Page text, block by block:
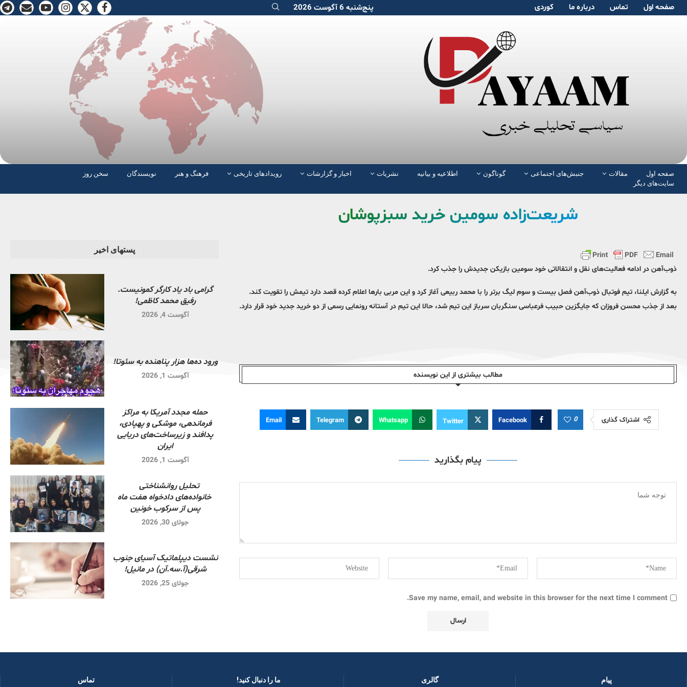
صفحە اول تماس دربارە ما کوردی پنج‌شنبه 6 آگوست 2026
صفحە اول مقالات جنبش‌های اجتماعی گوناگون اطلاعیه و بیانیه نشریات اخبار و گزارشات رویدادهای تاریخی فرهنگ و هنر نویسندگان
سخن روز
سایت‌های دیگر
شریعت‌زاده سومین خرید سبزپوشان
ذوب‌آهن در ادامه فعالیت‌های نقل و انتقالاتی خود سومین بازیکن جدیدش را جذب کرد.
به گزارش ایلنا، تیم فوتبال ذوب‌آهن فصل بیست و سوم لیگ برتر را با محمد ربیعی آغاز کرد و این مربی بارها اعلام کرده قصد دارد تیمش را تقویت کند.
بعد از جذب محسن فروزان که جایگزین حبیب فرعباسی سنگربان سرباز این تیم شد، حالا این تیم در آستانه رونمایی رسمی از دو خرید جدید خود قرار دارد.
مطالب بیشتری از این نویسندە
اشتراک گذاری 0
Facebook
Twitter
Whatsapp
Telegram
Email
پیام بگذارید
Save my name, email, and website in this browser for the next time I comment.
پستهای اخیر
گرامی باد یاد کارگر کمونیست.
رفیق محمد کاظمی!
آگوست 4, 2026
ورود ده‌ها هزار پناهنده به سئوتا!
آگوست 1, 2026
حمله مجدد آمریکا به مراکز
فرماندهی، موشکی و پهپادی،
پدافند و زیرساخت‌های دریایی
ایران
آگوست 1, 2026
تحلیل روانشناختی
خانواده‌های دادخواه هفت ماه
پس از سرکوب خونین
جولای 30, 2026
نشست دیپلماتیک آسیای جنوب
شرقی‌(آ.سه.آن) در مانیل!
جولای 25, 2026
پیام گالری ما را دنبال کنید! ​ تماس